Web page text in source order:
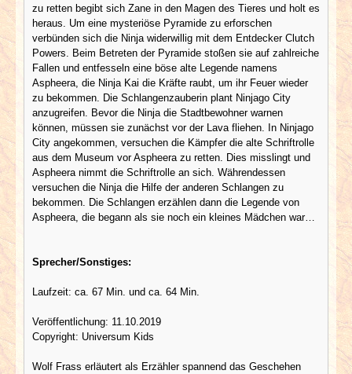
zu retten begibt sich Zane in den Magen des Tieres und holt es
heraus. Um eine mysteriöse Pyramide zu erforschen
verbünden sich die Ninja widerwillig mit dem Entdecker Clutch
Powers. Beim Betreten der Pyramide stoßen sie auf zahlreiche
Fallen und entfesseln eine böse alte Legende namens
Aspheera, die Ninja Kai die Kräfte raubt, um ihr Feuer wieder
zu bekommen. Die Schlangenzauberin plant Ninjago City
anzugreifen. Bevor die Ninja die Stadtbewohner warnen
können, müssen sie zunächst vor der Lava fliehen. In Ninjago
City angekommen, versuchen die Kämpfer die alte Schriftrolle
aus dem Museum vor Aspheera zu retten. Dies misslingt und
Aspheera nimmt die Schriftrolle an sich. Währendessen
versuchen die Ninja die Hilfe der anderen Schlangen zu
bekommen. Die Schlangen erzählen dann die Legende von
Aspheera, die begann als sie noch ein kleines Mädchen war…
Sprecher/Sonstiges:
Laufzeit: ca. 67 Min. und ca. 64 Min.
Veröffentlichung: 11.10.2019
Copyright: Universum Kids
Wolf Frass erläutert als Erzähler spannend das Geschehen